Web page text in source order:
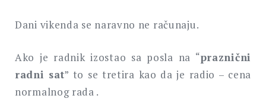
Dani vikenda se naravno ne računaju.
Ako je radnik izostao sa posla na “praznični
radni sat” to se tretira kao da je radio – cena
normalnog rada .